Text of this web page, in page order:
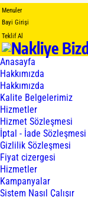
Menuler
Bayi Girişi
Teklif Al
Anasayfa
Hakkımızda
Hakkımızda
Kalite Belgelerimiz
Hizmetler
Hizmet Sözleşmesi
İptal - İade Sözleşmesi
Gizlilik Sözleşmesi
Fiyat cizergesi
Hizmetler
Kampanyalar
Sistem Nasıl Çalışır